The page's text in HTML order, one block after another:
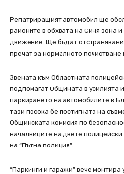
Репатриращият автомобил ще
районите в обхвата на Синя зона
движение. Ще бъдат отстранявани
пречат за нормалното почистване
Звената към Областната
подпомагат Общината в усилията
паркирането на автомобилите в
тази посока бе постигната на
Общинската комисия по
началниците на двете
на “Пътна полиция”.
“Паркинги и гаражи” вече монтира